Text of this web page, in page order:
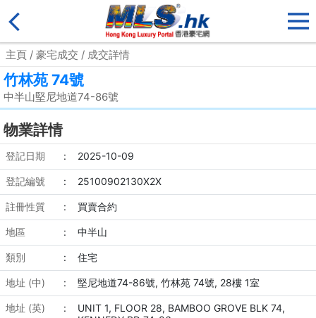
主頁 / 豪宅成交 / 成交詳情
竹林苑 74號
中半山堅尼地道74-86號
物業詳情
登記日期 : 2025-10-09
登記編號 : 25100902130X2X
註冊性質 : 買賣合約
地區 : 中半山
類別 : 住宅
地址 (中) : 堅尼地道74-86號, 竹林苑 74號, 28樓 1室
地址 (英) :
UNIT 1, FLOOR 28, BAMBOO GROVE BLK 74,